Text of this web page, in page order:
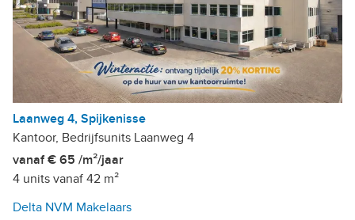
Laanweg 4, Spijkenisse
Kantoor, Bedrijfsunits Laanweg 4
vanaf € 65 /m²/jaar
4 units vanaf 42 m²
Delta NVM Makelaars